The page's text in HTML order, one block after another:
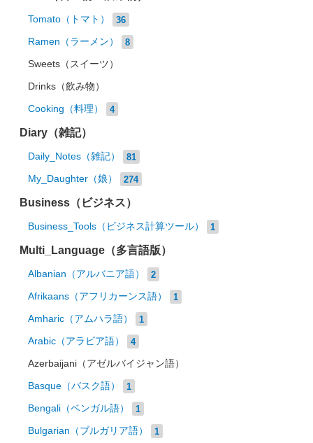
Tomato（トマト） 36
Ramen（ラーメン） 8
Sweets（スイーツ）
Drinks（飲み物）
Cooking（料理） 4
Diary（雑記）
Daily_Notes（雑記） 81
My_Daughter（娘） 274
Business（ビジネス）
Business_Tools（ビジネス計算ツール） 1
Multi_Language（多言語版）
Albanian（アルバニア語） 2
Afrikaans（アフリカーンス語） 1
Amharic（アムハラ語） 1
Arabic（アラビア語） 4
Azerbaijani（アゼルバイジャン語）
Basque（バスク語） 1
Bengali（ベンガル語） 1
Bulgarian（ブルガリア語） 1